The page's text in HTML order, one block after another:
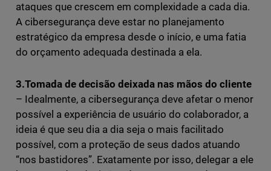
ataques que crescem em complexidade a cada dia.
A cibersegurança deve estar no planejamento
estratégico da empresa desde o início, e uma fatia
do orçamento adequada destinada a ela.
3.Tomada de decisão deixada nas mãos do cliente
– Idealmente, a cibersegurança deve afetar o menor
possível a experiência de usuário do colaborador, a
ideia é que seu dia a dia seja o mais facilitado
possível, com a proteção de seus dados atuando
“nos bastidores”. Exatamente por isso, delegar a ele